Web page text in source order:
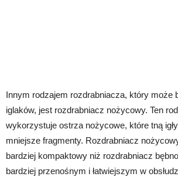
Innym rodzajem rozdrabniacza, który może
iglaków, jest rozdrabniacz nożycowy. Ten
wykorzystuje ostrza nożycowe, które tną igły
mniejsze fragmenty. Rozdrabniacz
bardziej kompaktowy niż rozdrabniacz
bardziej przenośnym i łatwiejszym w